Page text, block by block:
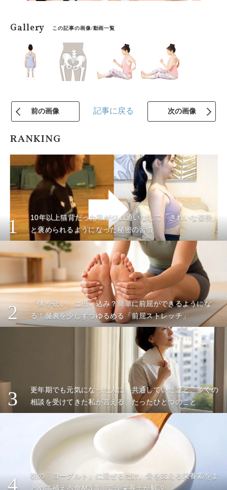
Gallery この記事の画像/動画一覧
前の画像 記事に戻る 次の画像
RANKING
1
10年以上猫背だった私がジム通いなしで「きれいな姿勢」
と褒められるようになった秘密の習慣
2
「体が硬い」は思い込み？簡単に前屈ができるようにな
る！腿裏を少しずつゆるめる「前屈ストレッチ」
3
更年期でも元気になった人に、共通していたこと。多くの
相談を受けてきた私が言える、たったひとつのこと
4
朝の「ヨーグルト」に混ぜるだけ。骨を支える栄養素をま
とめて補える食材3選｜管理栄養士が解説